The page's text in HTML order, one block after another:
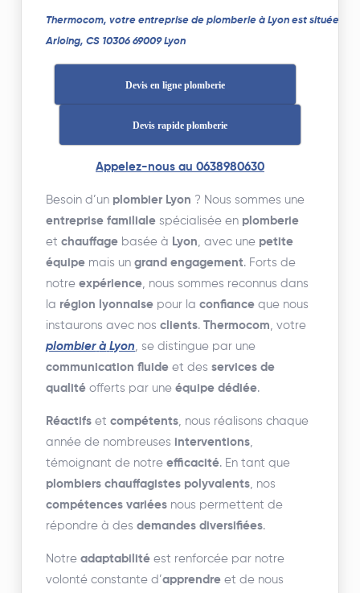
Thermocom, votre entreprise de plomberie à Lyon est située à
Arloing, CS 10306 69009 Lyon
Devis en ligne plomberie
Devis rapide plomberie
Appelez-nous au 0638980630
Besoin d’un plombier Lyon ? Nous sommes une
entreprise familiale spécialisée en plomberie
etchauffage basée à Lyon , avec une petite
équipe mais ungrand engagement. Forts de
notreexpérience , nous sommes reconnus dans
la région lyonnaise pour laconfiance que nous
instaurons avec nosclients.Thermocom , votre
plombier à Lyon , se distingue par une
communication fluide et desservices de
qualité offerts par uneéquipe dédiée.
Réactifs etcompétents , nous réalisons chaque
année de nombreuses interventions
témoignant de notreefficacité. En tant que
plombiers chauffagistes polyvalents , nos
compétences variées nous permettent de
répondre à desdemandes diversifiées.
Notreadaptabilité est renforcée par notre
volonté constante d’apprendre et de nous